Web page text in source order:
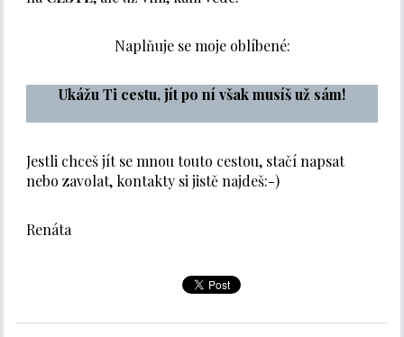
Naplňuje se moje oblíbené:
Ukážu Ti cestu, jít po ní však musíš už sám!
Jestli chceš jít se mnou touto cestou, stačí napsat
nebo zavolat, kontakty si jistě najdeš:-)
Renáta